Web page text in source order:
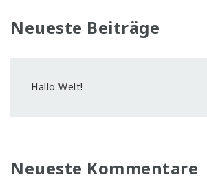
Neueste Beiträge
Hallo Welt!
Neueste Kommentare